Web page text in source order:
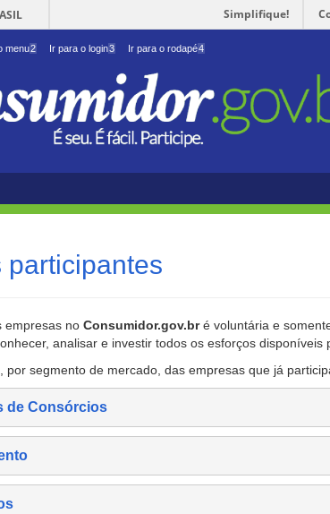
Simplifique!
menu2 Ir para o login3 Ir para o rodapé4
participantes
empresas no Consumidor.gov.bré voluntária e
analisar e investir todos os esforços disponíveis
por segmento de mercado, das empresas que já
de Consórcios